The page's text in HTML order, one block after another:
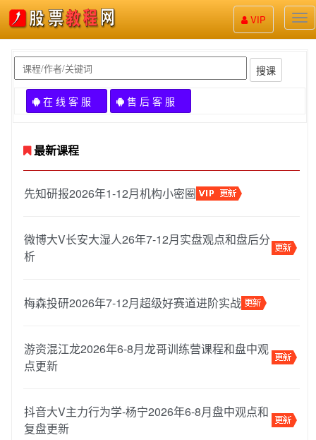
股
票
VIP
搜课
在 线 客 服 售 后 客 服
最新课程
先知研报2026年1-12月机构小密圈
微博大V长安大湿人26年7-12月实盘观点和盘后分
析
梅森投研2026年7-12月超级好赛道进阶实战
游资混江龙2026年6-8月龙哥训练营课程和盘中观
点更新
抖音大V主力行为学-杨宁2026年6-8月盘中观点和
复盘更新